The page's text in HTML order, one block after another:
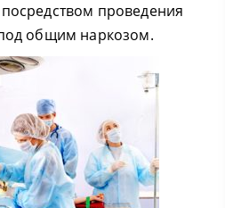
проведения
общим наркозом.